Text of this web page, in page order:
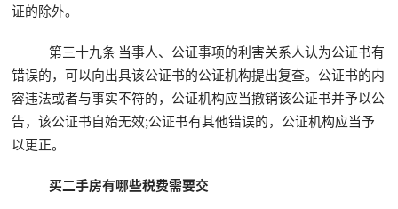
证的除外。
第三十九条 当事人、公证事项的利害关系人认为公证书有
错误的，可以向出具该公证书的公证机构提出复查。公证书的内
容违法或者与事实不符的，公证机构应当撤销该公证书并予以公
告，该公证书自始无效;公证书有其他错误的，公证机构应当予
以更正。
买二手房有哪些税费需要交